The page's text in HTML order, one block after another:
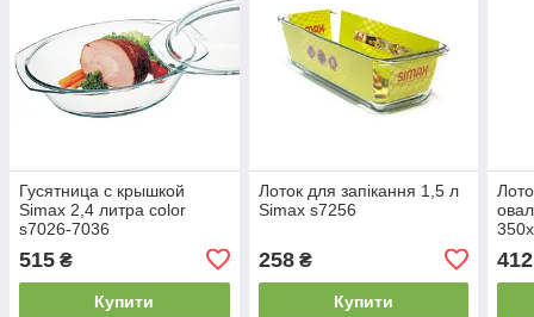
Гусятница с крышкой
Simax 2,4 литра color
s7026-7036
515 ₴
Купити
Лоток для запікання 1,5 л
Simax s7256
258₴
Купити
412